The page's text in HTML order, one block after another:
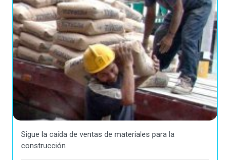
Sigue la caída de ventas de materiales para la
construcción